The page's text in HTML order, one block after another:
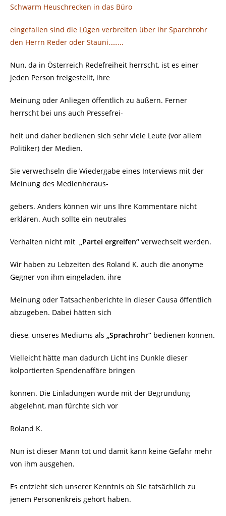
Schwarm Heuschrecken in das Büro
eingefallen sind die Lügen verbreiten über ihr Sparchrohr
den Herrn Reder oder Stauni……..
Nun, da in Österreich Redefreiheit herrscht, ist es einer
jeden Person freigestellt, ihre
Meinung oder Anliegen öffentlich zu äußern. Ferner
herrscht bei uns auch Pressefrei-
heit und daher bedienen sich sehr viele Leute (vor allem
Politiker) der Medien.
Sie verwechseln die Wiedergabe eines Interviews mit der
Meinung des Medienheraus-
gebers. Anders können wir uns Ihre Kommentare nicht
erklären. Auch sollte ein neutrales
Verhalten nicht mit „Partei ergreifen“ verwechselt werden.
Wir haben zu Lebzeiten des Roland K. auch die anonyme
Gegner von ihm eingeladen, ihre
Meinung oder Tatsachenberichte in dieser Causa öffentlich
abzugeben. Dabei hätten sich
diese, unseres Mediums als „Sprachrohr“ bedienen können.
Vielleicht hätte man dadurch Licht ins Dunkle dieser
kolportierten Spendenaffäre bringen
können. Die Einladungen wurde mit der Begründung
abgelehnt, man fürchte sich vor
Roland K.
Nun ist dieser Mann tot und damit kann keine Gefahr mehr
von ihm ausgehen.
Es entzieht sich unserer Kenntnis ob Sie tatsächlich zu
jenem Personenkreis gehört haben.